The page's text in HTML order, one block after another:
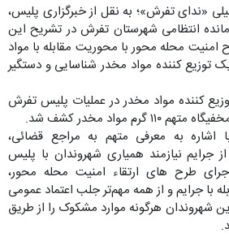
«ندای تفرش»؛ به نقل از خبرگزاری پلیس،
انتظامی شهرستان تفرش در تشریح این
محله محور با محوریت مقابله با مواد
کننده مواد مخدر شناسایی و دستگیر
کننده مواد مخدر در عملیات پلیس تفرش
مواد مخدر کشف شد.
اشاره به معرفی متهم به مراجع قضائی،
جرایم نیازمند همیاری شهروندان با پلیس
طرح های ارتقاء امنیت محله محور،
با جرایم و از همه مهم‌تر جلب اعتماد عمومی
شهروندان هرگونه موارد مشکوک را از طریق